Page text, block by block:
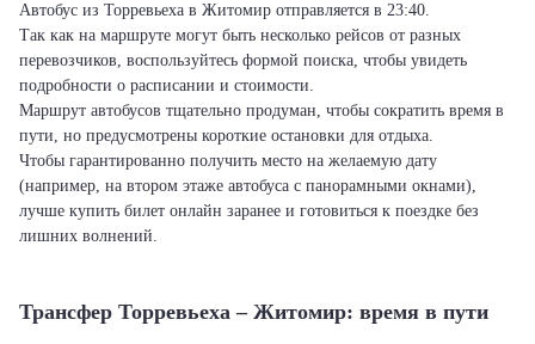
Автобус из Торревьеха в Житомир отправляется в 23:40.
Так как на маршруте могут быть несколько рейсов от разных
перевозчиков, воспользуйтесь формой поиска, чтобы увидеть
подробности о расписании и стоимости.
Маршрут автобусов тщательно продуман, чтобы сократить время в
пути, но предусмотрены короткие остановки для отдыха.
Чтобы гарантированно получить место на желаемую дату
(например, на втором этаже автобуса с панорамными окнами),
лучше купить билет онлайн заранее и готовиться к поездке без
лишних волнений.
Трансфер Торревьеха – Житомир: время в пути